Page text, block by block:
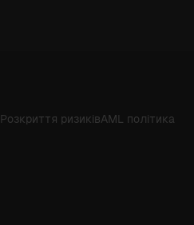
Розкриття ризиківAML політика